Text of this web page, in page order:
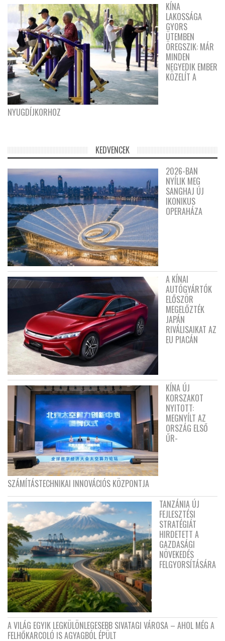
KÍNA
LAKOSSÁGA
GYORS
ÜTEMBEN
ÖREGSZIK: MÁR
MINDEN
NEGYEDIK EMBER
KÖZELÍT A
NYUGDÍJKORHOZ
KEDVENCEK
2026-BAN
NYÍLIK MEG
SANGHAJ ÚJ
IKONIKUS
OPERAHÁZA
A KÍNAI
AUTÓGYÁRTÓK
ELŐSZÖR
MEGELŐZTÉK
JAPÁN
RIVÁLISAIKAT AZ
EU PIACÁN
KÍNA ÚJ
KORSZAKOT
NYITOTT:
MEGNYÍLT AZ
ORSZÁG ELSŐ
ŰR-
SZÁMÍTÁSTECHNIKAI INNOVÁCIÓS KÖZPONTJA
TANZÁNIA ÚJ
FEJLESZTÉSI
STRATÉGIÁT
HIRDETETT A
GAZDASÁGI
NÖVEKEDÉS
FELGYORSÍTÁSÁRA
A VILÁG EGYIK LEGKÜLÖNLEGESEBB SIVATAGI VÁROSA – AHOL MÉG A
FELHŐKARCOLÓ IS AGYAGBÓL ÉPÜLT